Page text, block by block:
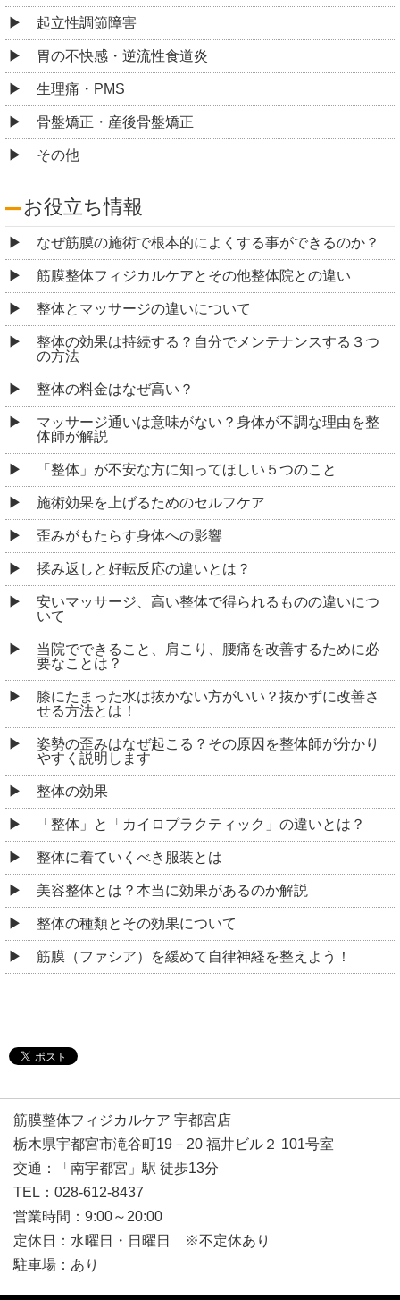
起立性調節障害
胃の不快感・逆流性食道炎
生理痛・PMS
骨盤矯正・産後骨盤矯正
その他
お役立ち情報
なぜ筋膜の施術で根本的によくする事ができるのか？
筋膜整体フィジカルケアとその他整体院との違い
整体とマッサージの違いについて
整体の効果は持続する？自分でメンテナンスする３つ
の方法
整体の料金はなぜ高い？
マッサージ通いは意味がない？身体が不調な理由を整
体師が解説
「整体」が不安な方に知ってほしい５つのこと
施術効果を上げるためのセルフケア
歪みがもたらす身体への影響
揉み返しと好転反応の違いとは？
安いマッサージ、高い整体で得られるものの違いにつ
いて
当院でできること、肩こり、腰痛を改善するために必
要なことは？
膝にたまった水は抜かない方がいい？抜かずに改善さ
せる方法とは！
姿勢の歪みはなぜ起こる？その原因を整体師が分かり
やすく説明します
整体の効果
「整体」と「カイロプラクティック」の違いとは？
整体に着ていくべき服装とは
美容整体とは？本当に効果があるのか解説
整体の種類とその効果について
筋膜（ファシア）を緩めて自律神経を整えよう！
筋膜整体フィジカルケア 宇都宮店
栃木県宇都宮市滝谷町19－20 福井ビル２ 101号室
交通：「南宇都宮」駅 徒歩13分
TEL：028-612-8437
営業時間：9:00～20:00
定休日：水曜日・日曜日 ※不定休あり
駐車場：あり